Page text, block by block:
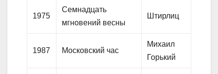
1975
Семнадцать
мгновений весны
Штирлиц
1987 Московский час
Михаил
Горький